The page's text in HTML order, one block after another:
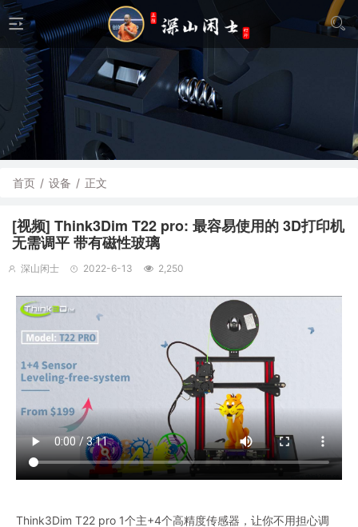
首页 / 设备 / 正文
[视频] Think3Dim T22 pro: 最容易使用的 3D打印机
无需调平 带有磁性玻璃
深山闲士 2022-6-13 2,250
Think3Dim T22 pro 1个主+4个高精度传感器，让你不用担心调